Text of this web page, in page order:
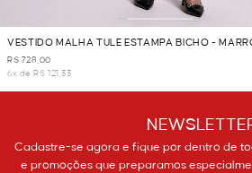
VESTIDO MALHA TULE ESTAMPA BICHO -
R$ 728,00
6x de R$ 121,33
Cadastre-se agora e fique por dentro de
e promoções que preparamos